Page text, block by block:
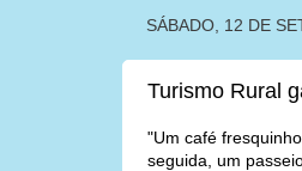
SÁBADO, 12 DE
Turismo Rural
"Um café
seguida, um